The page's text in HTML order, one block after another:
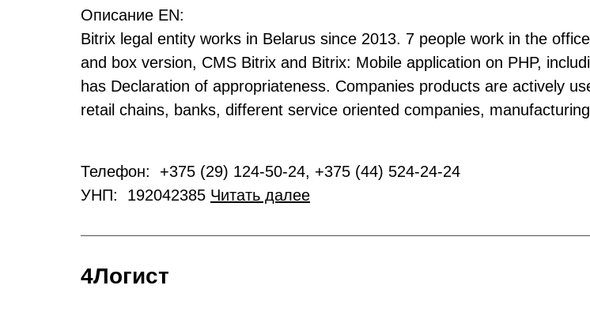
Описание EN:
Bitrix legal entity works in Belarus since 2013. 7 people work in the
and box version, CMS Bitrix and Bitrix: Mobile application on PHP,
has Declaration of appropriateness. Companies products are actively
retail chains, banks, different service oriented companies,
Телефон: +375 (29) 124-50-24, +375 (44) 524-24-24
УНП: 192042385 Читать далее
4Логист